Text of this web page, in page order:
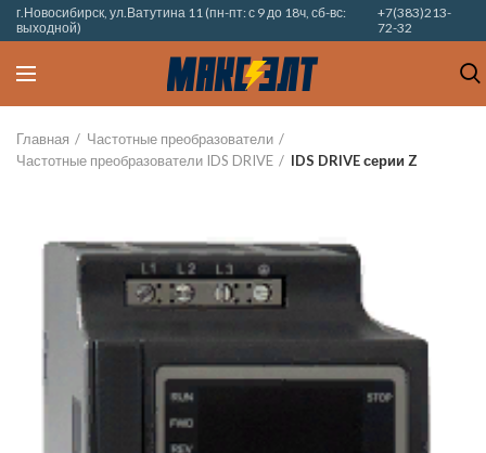
г.Новосибирск, ул.Ватутина 11 (пн-пт: с 9 до 18ч, сб-вс:
выходной)
+7(383)213-
72-32
Главная
Частотные преобразователи
Частотные преобразователи IDS DRIVE
IDS DRIVE серии Z